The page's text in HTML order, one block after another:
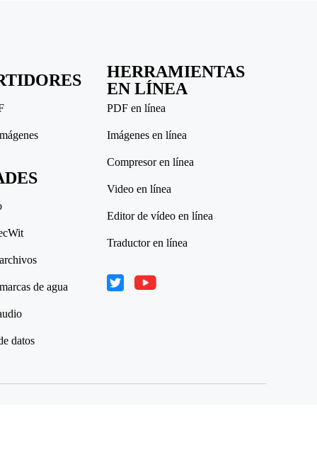
de agua
datos
HERRAMIENTAS
EN LÍNEA
PDF en línea
Imágenes en línea
Compresor en línea
Video en línea
Editor de vídeo en línea
Traductor en línea